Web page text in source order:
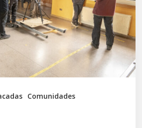
Comunidades